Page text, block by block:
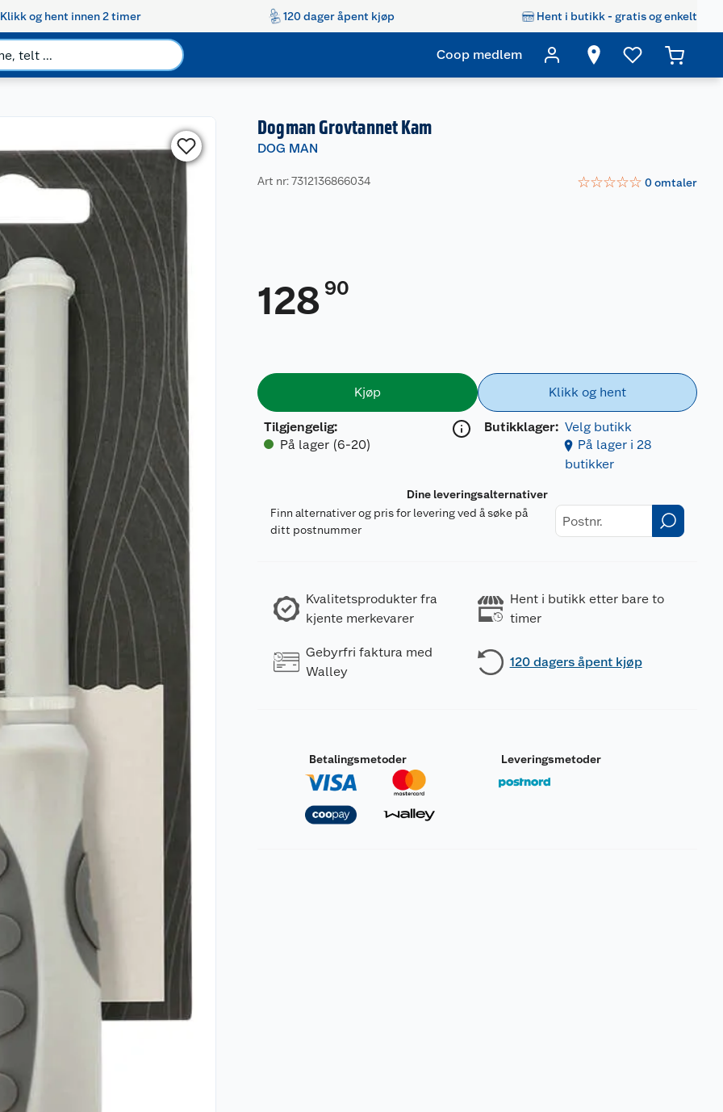
Klikk og hent innen 2 timer 120 dager åpent kjøp Hent i butikk - gratis og enkelt
Coop medlem
Dogman Grovtannet Kam
DOG MAN
Art nr: 7312136866034 ☆☆☆☆☆ 0omtaler
128 90
Kjøp
Tilgjengelig:
På lager (6-20)
Klikk og hent
Butikklager: Velg butikk
På lager i 28
butikker
Dine leveringsalternativer
Finn alternativer og pris for levering ved å søke på
ditt postnummer
Kvalitetsprodukter fra
kjente merkevarer
Hent i butikk etter bare to
timer
Gebyrfri faktura med
Walley
120 dagers åpent kjøp
Betalingsmetoder Leveringsmetoder